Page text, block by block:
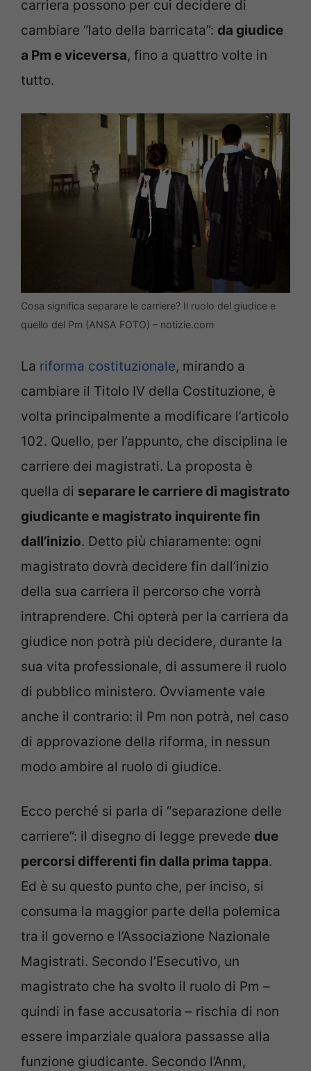
carriera possono per cui decidere di
cambiare “lato della barricata”: da giudice
a Pm e viceversa, fino a quattro volte in
tutto.
Cosa significa separare le carriere? Il ruolo del giudice e
quello del Pm (ANSA FOTO) – notizie.com
La riforma costituzionale, mirando a
cambiare il Titolo IV della Costituzione, è
volta principalmente a modificare l’articolo
102. Quello, per l’appunto, che disciplina le
carriere dei magistrati. La proposta è
quella di separare le carriere di magistrato
giudicante e magistrato inquirente fin
dall’inizio. Detto più chiaramente: ogni
magistrato dovrà decidere fin dall’inizio
della sua carriera il percorso che vorrà
intraprendere. Chi opterà per la carriera da
giudice non potrà più decidere, durante la
sua vita professionale, di assumere il ruolo
di pubblico ministero. Ovviamente vale
anche il contrario: il Pm non potrà, nel caso
di approvazione della riforma, in nessun
modo ambire al ruolo di giudice.
Ecco perché si parla di “separazione delle
carriere”: il disegno di legge prevede due
percorsi differenti fin dalla prima tappa.
Ed è su questo punto che, per inciso, si
consuma la maggior parte della polemica
tra il governo e l’Associazione Nazionale
Magistrati. Secondo l’Esecutivo, un
magistrato che ha svolto il ruolo di Pm –
quindi in fase accusatoria – rischia di non
essere imparziale qualora passasse alla
funzione giudicante. Secondo l’Anm,